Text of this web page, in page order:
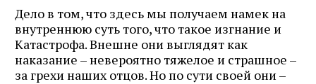
Дело в том, что здесь мы получаем намек на
внутреннюю суть того, что такое изгнание и
Катастрофа. Внешне они выглядят как
наказание – невероятно тяжелое и страшное –
за грехи наших отцов. Но по сути своей они –